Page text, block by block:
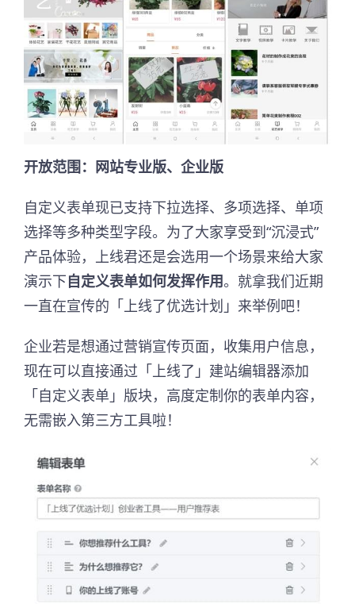
开放范围：网站专业版、企业版
自定义表单现已支持下拉选择、多项选择、单项
选择等多种类型字段。为了大家享受到“沉浸式”
产品体验，上线君还是会选用一个场景来给大家
演示下自定义表单如何发挥作用。就拿我们近期
一直在宣传的「上线了优选计划」来举例吧！
企业若是想通过营销宣传页面，收集用户信息，
现在可以直接通过「上线了」建站编辑器添加
「自定义表单」版块，高度定制你的表单内容，
无需嵌入第三方工具啦！